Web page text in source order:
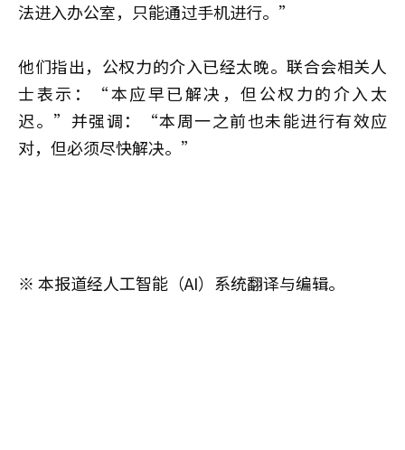
法进入办公室，只能通过手机进行。”
他们指出，公权力的介入已经太晚。联合会相关人
士表示：“本应早已解决，但公权力的介入太
迟。”并强调：“本周一之前也未能进行有效应
对，但必须尽快解决。”
※ 本报道经人工智能（AI）系统翻译与编辑。